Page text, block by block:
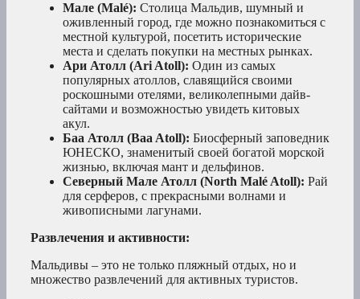
Мале (Malé): Столица Мальдив, шумный и
оживленный город, где можно познакомиться с
местной культурой, посетить исторические
места и сделать покупки на местных рынках.
Ари Атолл (Ari Atoll): Один из самых
популярных атоллов, славящийся своими
роскошными отелями, великолепными дайв-
сайтами и возможностью увидеть китовых
акул.
Баа Атолл (Baa Atoll): Биосферный заповедник
ЮНЕСКО, знаменитый своей богатой морской
жизнью, включая мант и дельфинов.
Северный Мале Атолл (North Malé Atoll): Рай
для серферов, с прекрасными волнами и
живописными лагунами.
Развлечения и активности:
Мальдивы – это не только пляжный отдых, но и
множество развлечений для активных туристов.